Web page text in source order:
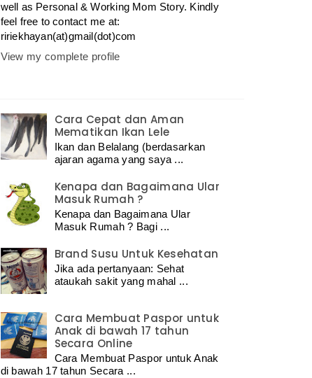
well as Personal & Working Mom Story. Kindly
feel free to contact me at:
ririekhayan(at)gmail(dot)com
View my complete profile
Cara Cepat dan Aman
Mematikan Ikan Lele
Ikan dan Belalang (berdasarkan
ajaran agama yang saya ...
Kenapa dan Bagaimana Ular
Masuk Rumah ?
Kenapa dan Bagaimana Ular
Masuk Rumah ? Bagi ...
Brand Susu Untuk Kesehatan
Jika ada pertanyaan: Sehat
ataukah sakit yang mahal ...
Cara Membuat Paspor untuk
Anak di bawah 17 tahun
Secara Online
Cara Membuat Paspor untuk Anak
di bawah 17 tahun Secara ...